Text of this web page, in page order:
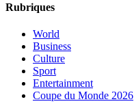
Rubriques
World
Business
Culture
Sport
Entertainment
Coupe du Monde 2026